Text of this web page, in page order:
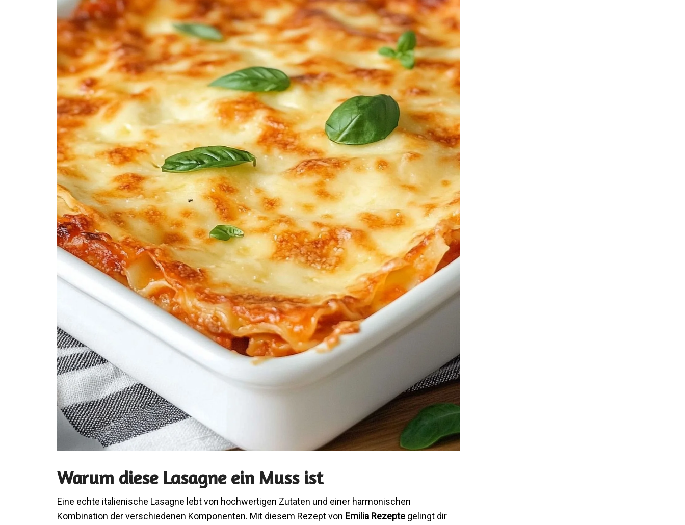
Warum diese Lasagne ein Muss ist
Eine echte italienische Lasagne lebt von hochwertigen Zutaten und einer harmonischen
Kombination der verschiedenen Komponenten. Mit diesem Rezept von Emilia Rezepte gelingt dir